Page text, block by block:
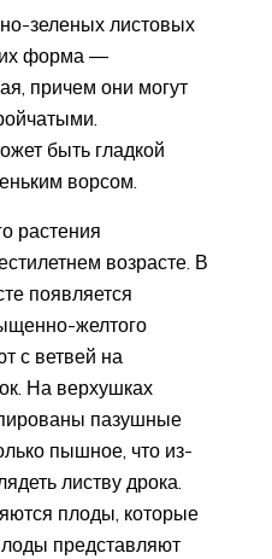
зеленых листовых
их форма ―
причем они могут
быть гладкой
ворсом.
растения
возрасте. В
появляется
желтого
с ветвей на
На верхушках
пазушные
пышное, что из-
листву дрока.
плоды, которые
представляют